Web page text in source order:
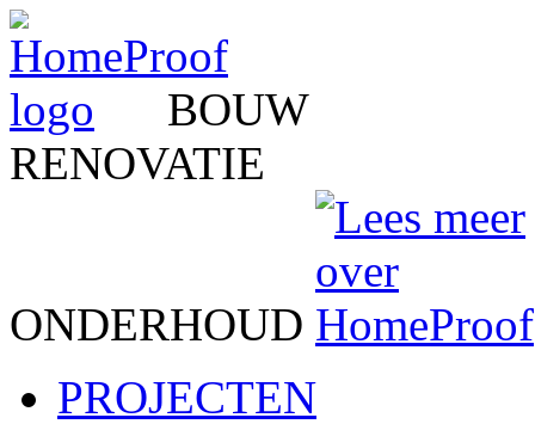
BOUW
RENOVATIE
ONDERHOUD
PROJECTEN